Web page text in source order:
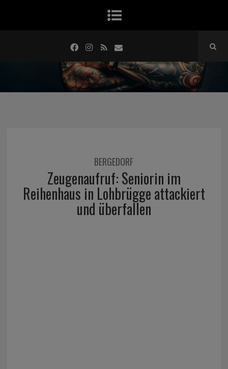
BERGEDORF
Zeugenaufruf: Seniorin im
Reihenhaus in Lohbrügge attackiert
und überfallen